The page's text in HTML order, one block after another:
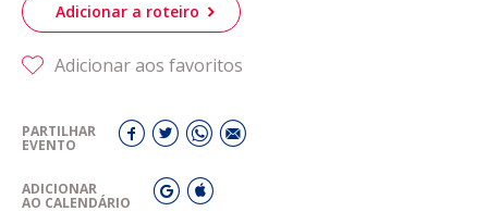
Adicionar a roteiro
Adicionar aos favoritos
PARTILHAR
EVENTO
ADICIONAR
AO CALENDÁRIO